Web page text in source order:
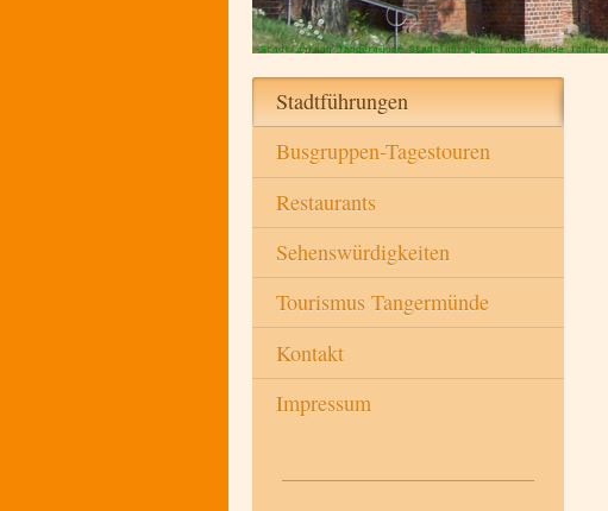
Stadtführung Tangermünde Stadtführungen Tangermünde
Stadtführungen
Busgruppen-Tagestouren
Restaurants
Sehenswürdigkeiten
Tourismus Tangermünde
Kontakt
Impressum